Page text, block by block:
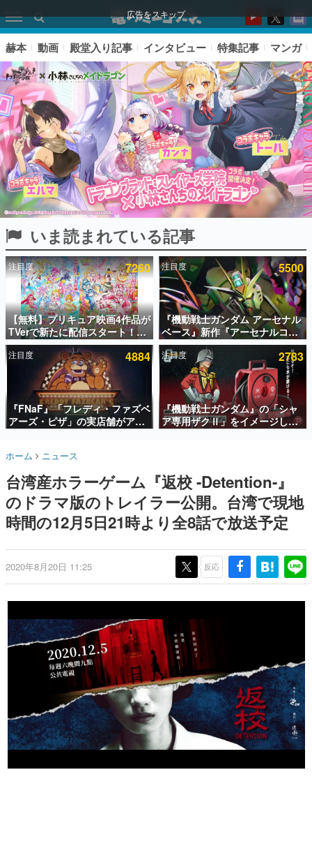
広告をスキップ
ピックアップ
電ファミのいま読まれている記事ランキング
アプリセール情報
インタビュー
連載・特集一覧
殿堂入り記事
SNS拡散数が数千以上！ ページビュー数万以上！ などな
ど。多くの人々に読まれた、電ファミ渾身の“殿堂入り”記
事をまとめました。
名作ゲームクリエイターの方々に製作時のエピソードをお
きます。
赫本
この物語を解いてはいけない。『赫本』は、〈試験問題〉
の形をした短編ホラー小説集です。
これからのデジタルゲーム市場を担う若きクリエイター達
の姿を追い、彼らのルーツと情熱を探っていきます。
ゲームに多大な影響を受けた作家さんに取材し、ゲームが
日本のコンテンツ産業やカルチャーに与えた影響を探る企
画です。
日本モバイルゲーム産業史
日本のモバイルゲーム史における主要なトピック・タイト
ルを網羅するほか、開発者へのインタビューや識者による
解説を掲載。約20年の歴史が一望できる決定版！
若ゲのいたり〜ゲームクリエイターの青春〜
『うつヌケ』『ペンと箸』等で知られるマンガ家・田中圭
一先生によるゲーム業界レポートマンガです。
赫本 動画 殿堂入り記事 インタビュー 特集記事 マンガ
いま読まれている記事
注目度 7260
【無料】プリキュア映画4作品が
TVerで新たに配信スタート！な
んと2018年～2024年の映画ほぼ
すべてが見放題に、ぶっちゃけ
ありえないラインナップ
注目度 5500
『機動戦士ガンダム アーセナル
ベース』新作『アーセナルコマ
ンダー』発表！8月28日からオ
ープンベータテスト開催、2027
年2月下旬に稼働予定
注目度 4884
『FNaF』「フレディ・ファズベ
アーズ・ピザ」の実店舗がアメ
リカの商業施設「American
ScottGamesとの共同開発、食
事だけでなくステージショーや
没入型のホラー体験も楽しめる
注目度 2783
『機動戦士ガンダム』の「シャ
ア専用ザクⅡ」をイメージした
散水ホースリールが予約開始。
ム、型式番号などを配置
ホーム ニュース
台湾産ホラーゲーム『返校 -Detention-』
のドラマ版のトレイラー公開。台湾で現地
時間の12月5日21時より全8話で放送予定
2020年8月20日 11:25 反応